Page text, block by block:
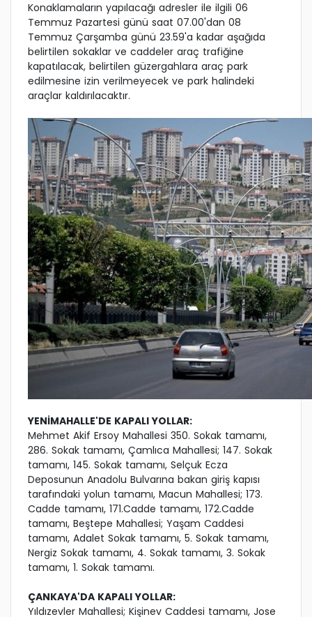
Konaklamaların yapılacağı adresler ile ilgili 06
Temmuz Pazartesi günü saat 07.00'dan 08
Temmuz Çarşamba günü 23.59'a kadar aşağıda
belirtilen sokaklar ve caddeler araç trafiğine
kapatılacak, belirtilen güzergahlara araç park
edilmesine izin verilmeyecek ve park halindeki
araçlar kaldırılacaktır.
YENİMAHALLE'DE KAPALI YOLLAR:
Mehmet Akif Ersoy Mahallesi 350. Sokak tamamı,
286. Sokak tamamı, Çamlıca Mahallesi; 147. Sokak
tamamı, 145. Sokak tamamı, Selçuk Ecza
Deposunun Anadolu Bulvarına bakan giriş kapısı
tarafındaki yolun tamamı, Macun Mahallesi; 173.
Cadde tamamı, 171.Cadde tamamı, 172.Cadde
tamamı, Beştepe Mahallesi; Yaşam Caddesi
tamamı, Adalet Sokak tamamı, 5. Sokak tamamı,
Nergiz Sokak tamamı, 4. Sokak tamamı, 3. Sokak
tamamı, 1. Sokak tamamı.
ÇANKAYA'DA KAPALI YOLLAR:
Yıldızevler Mahallesi; Kişinev Caddesi tamamı, Jose